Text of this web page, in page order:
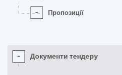
- Пропозиції
- Документи тендеру